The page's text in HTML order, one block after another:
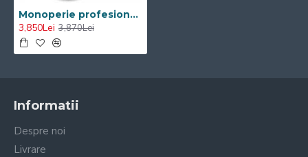
Monoperie profesională Visoli 17 inch, 1100W, rezervor 12L
3,850Lei 3,870Lei
Informatii
Despre noi
Livrare